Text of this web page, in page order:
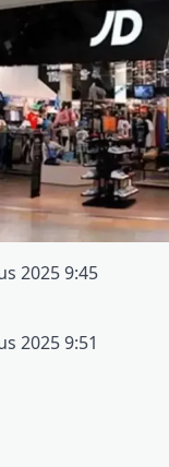
2025 9:45
2025 9:51